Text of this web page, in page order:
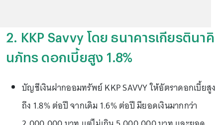
2. KKP Savvy โดย ธนาคารเกียรตินาคิ
นภัทร ดอกเบี้ยสูง 1.8%
บัญชีเงินฝากออมทรัพย์ KKP SAVVY ให้อัตราดอกเบี้ยสูง
ถึง 1.8% ต่อปี จากเดิม 1.6% ต่อปี มียอดเงินมากกว่า